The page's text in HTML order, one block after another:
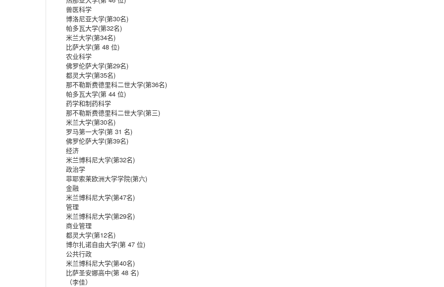
兽医科学
博洛尼亚大学(第30名)
帕多瓦大学(第32名)
米兰大学(第34名)
比萨大学(第 48 位)
农业科学
佛罗伦萨大学(第29名)
都灵大学(第35名)
那不勒斯费德里科二世大学(第36名)
帕多瓦大学(第 44 位)
药学和制药科学
那不勒斯费德里科二世大学(第三)
米兰大学(第30名)
罗马第一大学(第 31 名)
佛罗伦萨大学(第39名)
经济
米兰博科尼大学(第32名)
政治学
菲耶索莱欧洲大学学院(第六)
金融
米兰博科尼大学(第47名)
管理
米兰博科尼大学(第29名)
商业管理
都灵大学(第12名)
博尔扎诺自由大学(第 47 位)
公共行政
米兰博科尼大学(第40名)
比萨圣安娜高中(第 48 名)
（李佳）